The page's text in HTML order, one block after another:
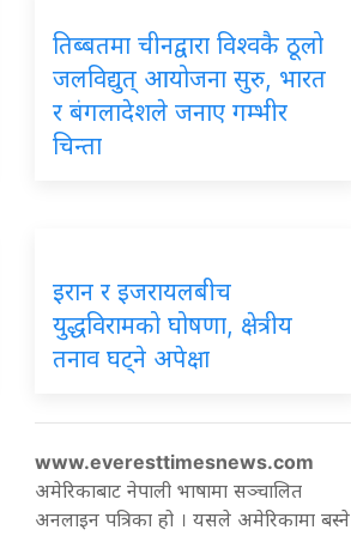
तिब्बतमा चीनद्वारा विश्वकै ठूलो
जलविद्युत् आयोजना सुरु, भारत
र बंगलादेशले जनाए गम्भीर
चिन्ता
इरान र इजरायलबीच
युद्धविरामको घोषणा, क्षेत्रीय
तनाव घट्ने अपेक्षा
www.everesttimesnews.com
अमेरिकाबाट नेपाली भाषामा सञ्चालित
अनलाइन पत्रिका हो । यसले अमेरिकामा बस्ने